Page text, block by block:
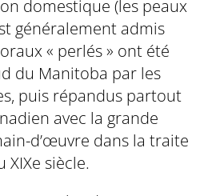
domestique (les peaux
généralement admis
« perlés » ont été
du Manitoba par les
puis répandus partout
avec la grande
d’œuvre dans la traite
siècle.